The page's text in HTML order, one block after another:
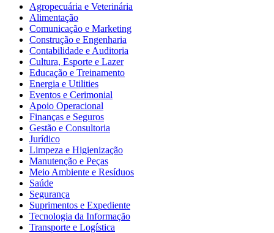
Agropecuária e Veterinária
Alimentação
Comunicação e Marketing
Construção e Engenharia
Contabilidade e Auditoria
Cultura, Esporte e Lazer
Educação e Treinamento
Energia e Utilities
Eventos e Cerimonial
Apoio Operacional
Finanças e Seguros
Gestão e Consultoria
Jurídico
Limpeza e Higienização
Manutenção e Peças
Meio Ambiente e Resíduos
Saúde
Segurança
Suprimentos e Expediente
Tecnologia da Informação
Transporte e Logística